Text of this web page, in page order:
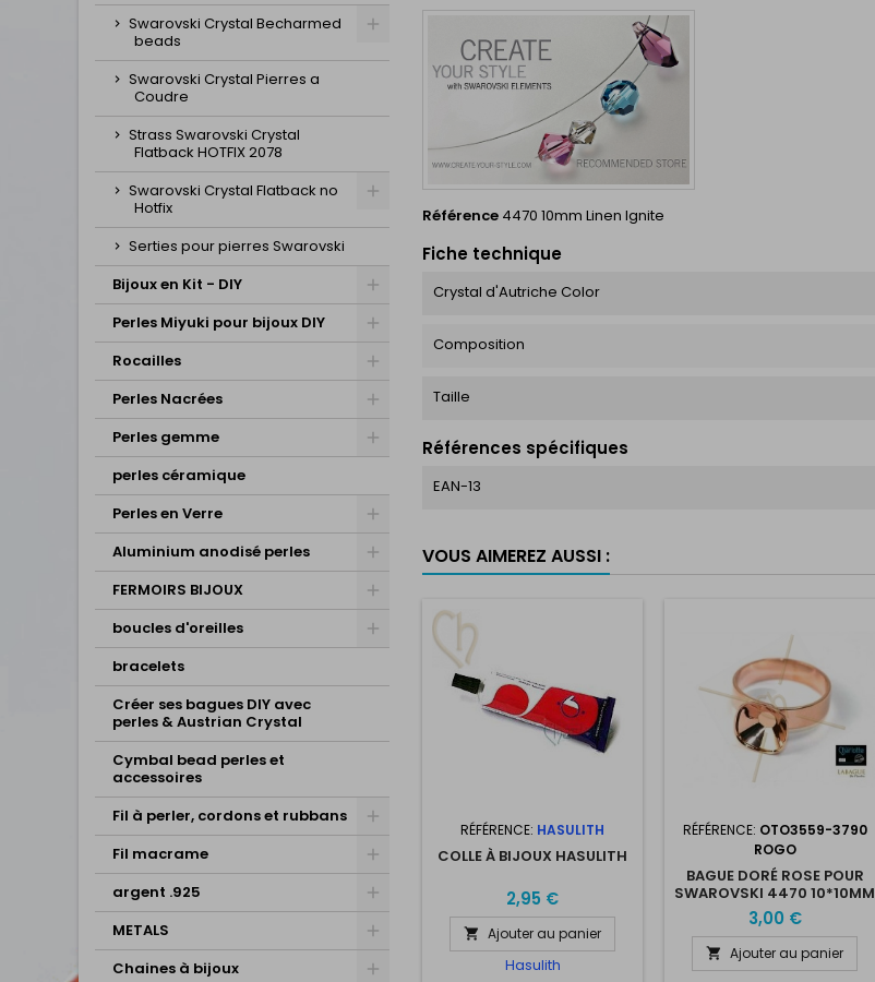
Swarovski Crystal Becharmed
beads
Swarovski Crystal Pierres a
Coudre
Strass Swarovski Crystal
Flatback HOTFIX 2078
Swarovski Crystal Flatback no
Hotfix
Serties pour pierres Swarovski
Bijoux en Kit - DIY
Perles Miyuki pour bijoux DIY
Rocailles
Perles Nacrées
Perles gemme
perles céramique
Perles en Verre
Aluminium anodisé perles
FERMOIRS BIJOUX
boucles d'oreilles
bracelets
Créer ses bagues DIY avec
perles & Austrian Crystal
Cymbal bead perles et
accessoires
Fil à perler, cordons et rubbans
Fil macrame
argent .925
METALS
Chaines à bijoux
Référence 4470 10mm Linen Ignite
Fiche technique
Crystal d'Autriche Color
Composition
Taille
Références spécifiques
EAN-13
VOUS AIMEREZ AUSSI :
RÉFÉRENCE: HASULITH
COLLE À BIJOUX HASULITH
2,95 €
 Ajouter au panier
Hasulith
RÉFÉRENCE: OTO3559-3790
ROGO
BAGUE DORÉ ROSE POUR
SWAROVSKI 4470 10*10MM
3,00 €
 Ajouter au panier